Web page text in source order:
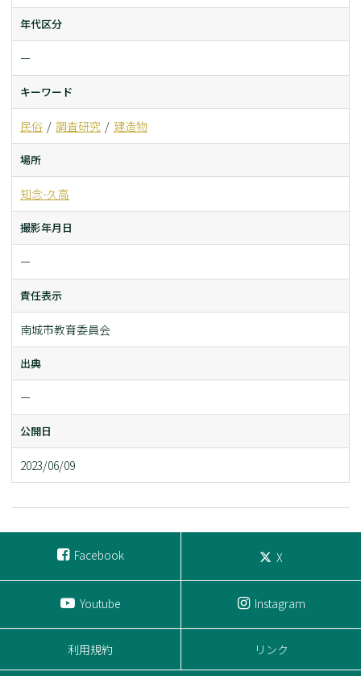
年代区分
ー
キーワード
民俗 調査研究 建造物
場所
知念-久高
撮影年月日
ー
責任表示
南城市教育委員会
出典
ー
公開日
2023/06/09
Facebook X
Youtube Instagram
利用規約 リンク